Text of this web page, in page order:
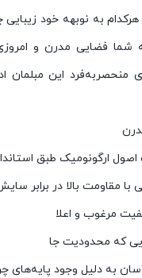
به‌ نوبهه خود زیبایی
شما فضایی مدرن و
منحصربه‌فرد این مبلمان
اصول ارگونومیک طبق
مقاومت بالا در برابر
مرغوب و اعلا
که محدودیت جا
به دلیل وجود پایه‌های